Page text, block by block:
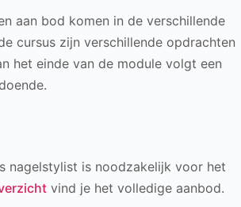
aan bod komen in de verschillende
cursus zijn verschillende opdrachten
het einde van de module volgt een
nagelstylist is noodzakelijk voor het
vind je het volledige aanbod.